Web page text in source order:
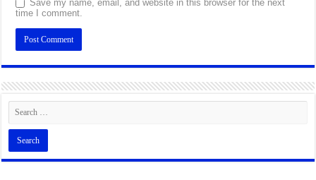
Save my name, email, and website in this browser for the next
time I comment.
Alternative: